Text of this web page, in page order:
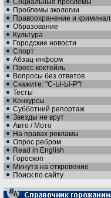
Социальные проблемы
Проблемы экологии
Правоохранение и криминал
Образование
Культура
Городские новости
Спорт
Абзац-информ
Пресс-коктейль
Вопросы без ответов
Скажите: "С-Ы-Ы-Р"!
Тесты
Конкурсы
Субботний репортаж
Звезды не врут
Авто / Мото
На правах рекламы
Опрос ребром
Read in English
Гороскоп
Минута на откровение
Поиск по сайту